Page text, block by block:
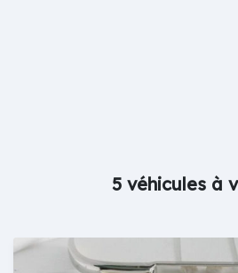
5 véhicules à